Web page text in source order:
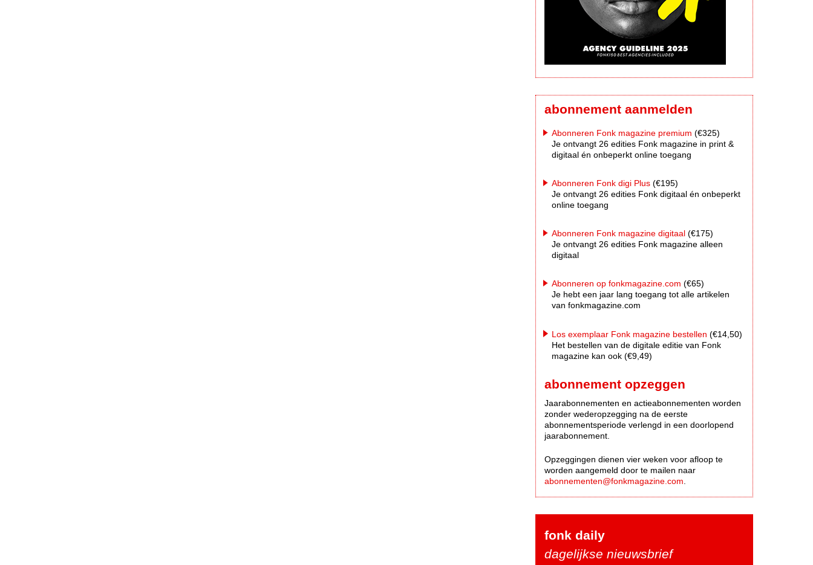
abonnement aanmelden
Abonneren Fonk magazine premium (€325)
Je ontvangt 26 edities Fonk magazine in print &
digitaal én onbeperkt online toegang
Abonneren Fonk digi Plus (€195)
Je ontvangt 26 edities Fonk digitaal én onbeperkt
online toegang
Abonneren Fonk magazine digitaal (€175)
Je ontvangt 26 edities Fonk magazine alleen
digitaal
Abonneren op fonkmagazine.com (€65)
Je hebt een jaar lang toegang tot alle artikelen
van fonkmagazine.com
Los exemplaar Fonk magazine bestellen (€14,50)
Het bestellen van de digitale editie van Fonk
magazine kan ook (€9,49)
abonnement opzeggen
Jaarabonnementen en actieabonnementen worden
zonder wederopzegging na de eerste
abonnementsperiode verlengd in een doorlopend
jaarabonnement.
Opzeggingen dienen vier weken voor afloop te
worden aangemeld door te mailen naar
abonnementen@fonkmagazine.com
fonk daily
dagelijkse nieuwsbrief